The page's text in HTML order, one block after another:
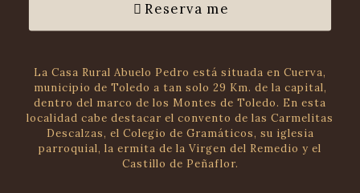
Reserva me
La Casa Rural Abuelo Pedro está situada en Cuerva,
municipio de Toledo a tan solo 29 Km. de la capital,
dentro del marco de los Montes de Toledo. En esta
localidad cabe destacar el convento de las Carmelitas
Descalzas, el Colegio de Gramáticos, su iglesia
parroquial, la ermita de la Virgen del Remedio y el
Castillo de Peñaflor.